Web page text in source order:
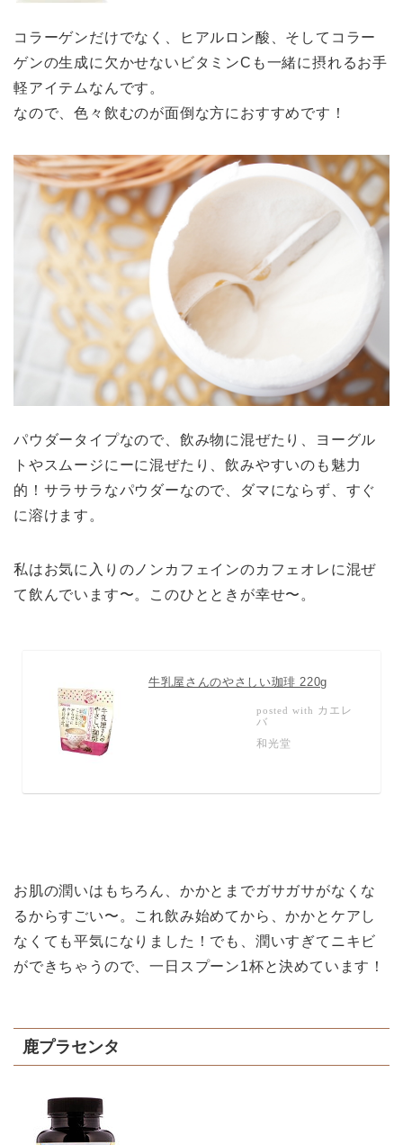
コラーゲンだけでなく、ヒアルロン酸、そしてコラー
ゲンの生成に欠かせないビタミンCも一緒に摂れるお手
軽アイテムなんです。
なので、色々飲むのが面倒な方におすすめです！
パウダータイプなので、飲み物に混ぜたり、ヨーグル
トやスムージにーに混ぜたり、飲みやすいのも魅力
的！サラサラなパウダーなので、ダマにならず、すぐ
に溶けます。
私はお気に入りのノンカフェインのカフェオレに混ぜ
て飲んでいます〜。このひとときが幸せ〜。
牛乳屋さんのやさしい珈琲 220g
posted with カエレ
バ
和光堂
お肌の潤いはもちろん、かかとまでガサガサがなくな
るからすごい〜。これ飲み始めてから、かかとケアし
なくても平気になりました！でも、潤いすぎてニキビ
ができちゃうので、一日スプーン1杯と決めています！
鹿プラセンタ